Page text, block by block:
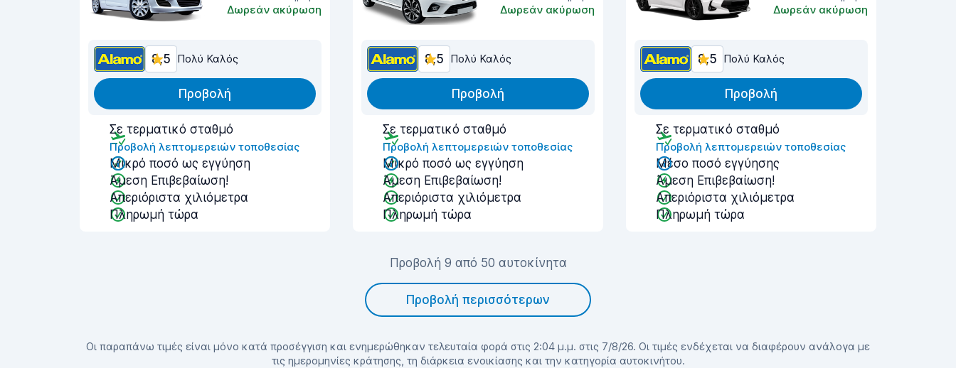
Δωρεάν ακύρωση
8,5 Πολύ Καλός
Προβολή
Σε τερματικό σταθμό
Προβολή λεπτομερειών τοποθεσίας
Μικρό ποσό ως εγγύηση
Άμεση Επιβεβαίωση!
Απεριόριστα χιλιόμετρα
Πληρωμή τώρα
Δωρεάν ακύρωση
8,5 Πολύ Καλός
Προβολή
Σε τερματικό σταθμό
Προβολή λεπτομερειών τοποθεσίας
Μικρό ποσό ως εγγύηση
Άμεση Επιβεβαίωση!
Απεριόριστα χιλιόμετρα
Πληρωμή τώρα
Δωρεάν ακύρωση
8,5 Πολύ Καλός
Προβολή
Σε τερματικό σταθμό
Προβολή λεπτομερειών τοποθεσίας
Μέσο ποσό εγγύησης
Άμεση Επιβεβαίωση!
Απεριόριστα χιλιόμετρα
Πληρωμή τώρα
Προβολή 9 από 50 αυτοκίνητα
Προβολή περισσότερων
Οι παραπάνω τιμές είναι μόνο κατά προσέγγιση και ενημερώθηκαν τελευταία φορά στις 2:04 μ.μ. στις 7/8/26. Οι τιμές ενδέχεται να διαφέρουν ανάλογα με
τις ημερομηνίες κράτησης, τη διάρκεια ενοικίασης και την κατηγορία αυτοκινήτου.